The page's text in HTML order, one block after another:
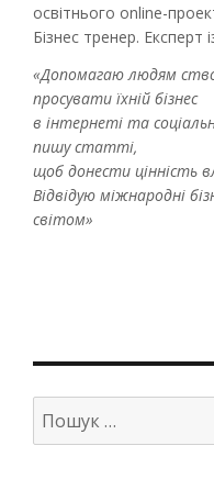
освітнього online-
Бізнес тренер. Експерт
«Допомагаю людям
просувати їхній бізнес
в інтернеті та
пишу статті,
щоб донести цінність
Відвідую міжнародні
світом»
Шукати: